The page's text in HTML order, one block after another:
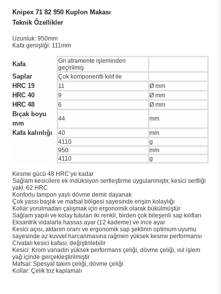
Knipex 71 82 950 Kuplon Makası
Teknik Özellikler
Uzunluk: 950mm
Kafa genişliği: 111mm
Kafa
Gri atramente işleminden
geçirilmiş
Saplar Çok komponentli kılıf ile
HRC 19 11 Ø mm
HRC 40 9 Ø mm
HRC 48 6 Ø mm
Bıçak boyu
mm
44 mm
Kafa kalınlığı 40
mm
4110
g
950
mm
4110
g
Kesme gücü 48 HRC’ye kadar
Sağlam kesicilere ek indüksiyon sertleştirme uygulanmıştır, kesici sertliği
yakl. 62 HRC
Konforlu tampon yaylı dövme demir dayanak
Çok yassı başlık ve mafsal bölgesi sayesinde erişim kolaylığı
Kollar yorulmadan çalışmak için ergonomik olarak bükülmüştür
Sağlam yapılı ve kolay tutulan iki renkli, birden çok bileşenli sap kılıfları
Eksantrik vidalarla hassas ayar (12 kademe) ve ince ayar
Kesici açısı, aktarım oranı ve ergonomik sap şeklinin optimum uyumu
sayesinde az kuvvet harcanmasına rağmen yüksek kesme performansı
Civatalı kesici kafası, değiştirilebilir
Kesici: Krom vanadin yüksek performans çeliği, dövme çeliği, ısıl işlem
yağ içinde gerçekleştirilmiştir
Mafsal: Spesyal takım çeliği, dövme çeliği
Kollar: Çelik toz kaplamalı